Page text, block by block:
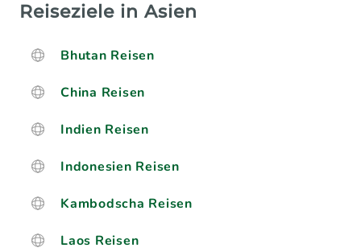
Reiseziele in Asien
Bhutan Reisen
China Reisen
Indien Reisen
Indonesien Reisen
Kambodscha Reisen
Laos Reisen